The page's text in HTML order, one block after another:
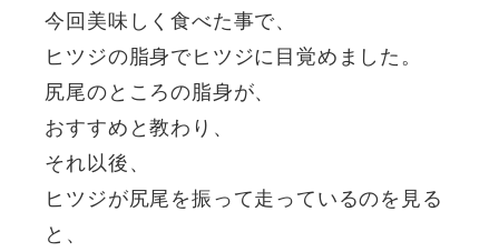
今回美味しく食べた事で、
ヒツジの脂身でヒツジに目覚めました。
尻尾のところの脂身が、
おすすめと教わり、
それ以後、
ヒツジが尻尾を振って走っているのを見る
と、